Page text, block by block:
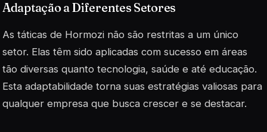
Adaptação a Diferentes Setores
As táticas de Hormozi não são restritas a um único
setor. Elas têm sido aplicadas com sucesso em áreas
tão diversas quanto tecnologia, saúde e até educação.
Esta adaptabilidade torna suas estratégias valiosas para
qualquer empresa que busca crescer e se destacar.